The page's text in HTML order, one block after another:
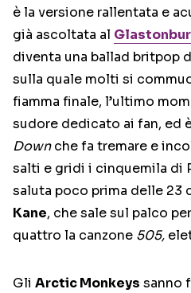
è la versione rallentata e
già ascoltata al
diventa una ballad britpop
sulla quale molti si
fiamma finale, l’ultimo
sudore dedicato ai fan, ed
Downche fa tremare e
salti e gridi i cinquemila di
saluta poco prima delle 23
Kane, che sale sul palco
quattro la canzone 505,
Gli Arctic Monkeys sanno